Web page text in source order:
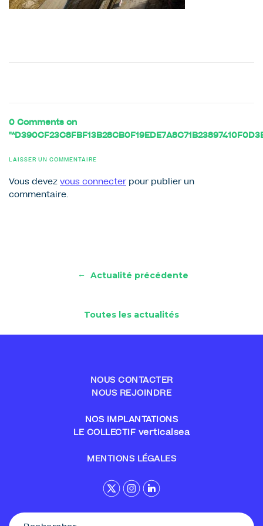
0 Comments on
LAISSER UN COMMENTAIRE
Vous devez vous connecter pour publier un
commentaire.
← Actualité précédente
Toutes les actualités
NOUS CONTACTER
NOUS REJOINDRE
NOS IMPLANTATIONS
LE COLLECTIF verticalsea
MENTIONS LÉGALES